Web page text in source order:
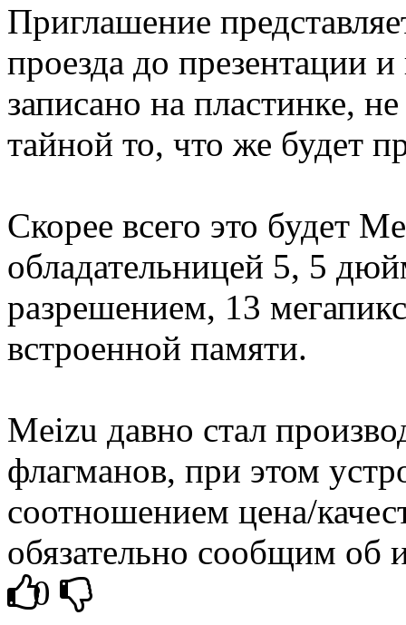
Приглашение
проезда до презентации
записано на пластинке,
тайной то, что же будет
Скорее всего это будет
обладательницей 5, 5
разрешением, 13
встроенной памяти.
Meizu давно стал
флагманов, при этом
соотношением цена/
обязательно сообщим об
0